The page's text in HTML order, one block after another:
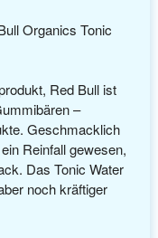
Organics Tonic
Red Bull ist
–
Geschmacklich
Reinfall gewesen,
Das Tonic Water
noch kräftiger